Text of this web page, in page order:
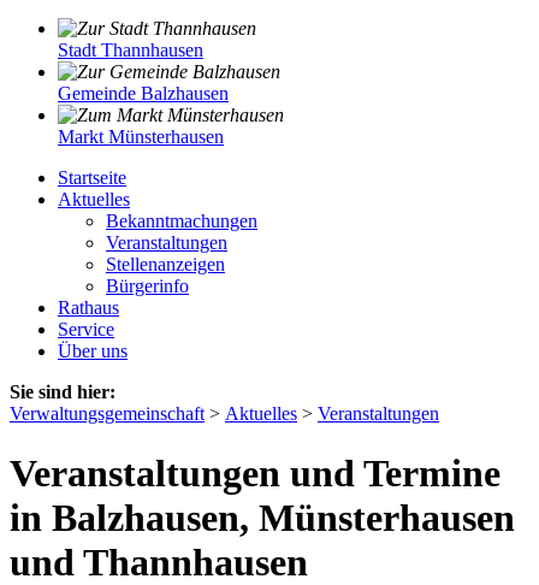
Stadt Thannhausen
Gemeinde Balzhausen
Markt Münsterhausen
Startseite
Aktuelles
Bekanntmachungen
Veranstaltungen
Stellenanzeigen
Bürgerinfo
Rathaus
Service
Über uns
Sie sind hier:
Verwaltungsgemeinschaft > Aktuelles > Veranstaltungen
Veranstaltungen und Termine
in Balzhausen, Münsterhausen
und Thannhausen